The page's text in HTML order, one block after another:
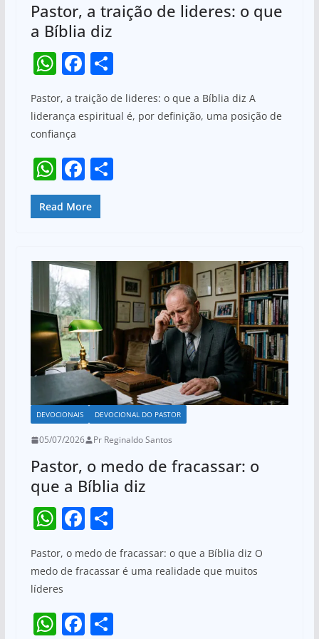
Pastor, a traição de lideres: o que
a Bíblia diz
W
at
s
A
p
p
F
a
c
e
b
o
o
k
S
h
ar
Pastor, a traição de lideres: o que a Bíblia diz A
liderança espiritual é, por definição, uma posição de
confiança
W
h
at
A
p
p
F
a
c
b
o
o
k
S
Read More
DEVOCIONAIS DEVOCIONAL DO PASTOR
05/07/2026 Pr Reginaldo Santos
Pastor, o medo de fracassar: o
que a Bíblia diz
W
at
s
A
p
F
a
c
b
o
S
h
ar
Pastor, o medo de fracassar: o que a Bíblia diz O
medo de fracassar é uma realidade que muitos
líderes
W F S